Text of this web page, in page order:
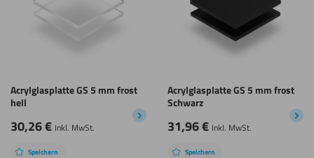
Acrylglasplatte GS 5 mm frost
hell
30,26€ Inkl. MwSt.
Acrylglasplatte GS 5 mm frost
Schwarz
31,96€ Inkl. MwSt.
Speichern Speichern